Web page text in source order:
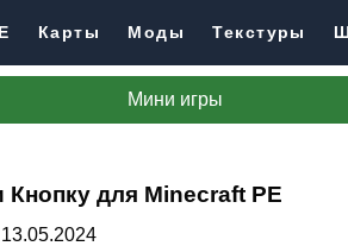
Карты Моды Текстуры
Мини игры
Кнопку для Minecraft PE